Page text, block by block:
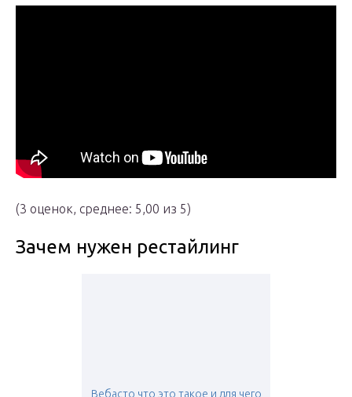
(3 оценок, среднее: 5,00 из 5)
Зачем нужен рестайлинг
Вебасто что это такое и для чего